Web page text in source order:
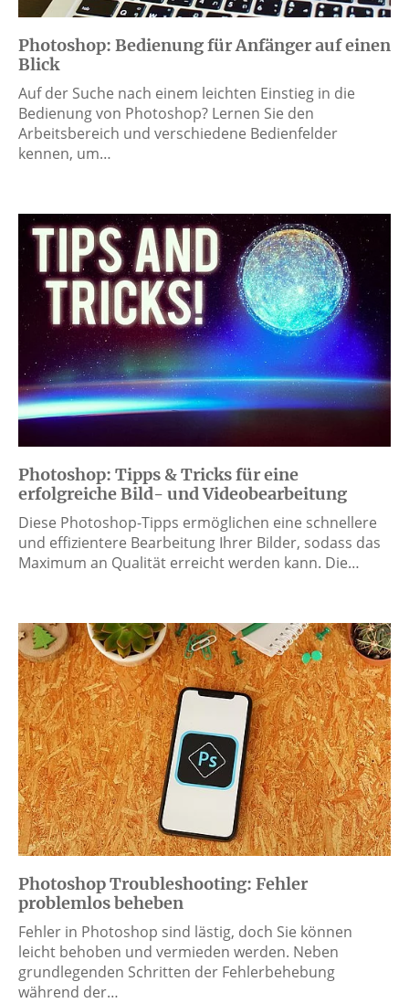
Photoshop: Bedienung für Anfänger auf einen
Blick
Auf der Suche nach einem leichten Einstieg in die
Bedienung von Photoshop? Lernen Sie den
Arbeitsbereich und verschiedene Bedienfelder
kennen, um…
Photoshop: Tipps & Tricks für eine
erfolgreiche Bild- und Videobearbeitung
Diese Photoshop-Tipps ermöglichen eine schnellere
und effizientere Bearbeitung Ihrer Bilder, sodass das
Maximum an Qualität erreicht werden kann. Die…
Photoshop Troubleshooting: Fehler
problemlos beheben
Fehler in Photoshop sind lästig, doch Sie können
leicht behoben und vermieden werden. Neben
grundlegenden Schritten der Fehlerbehebung
während der…